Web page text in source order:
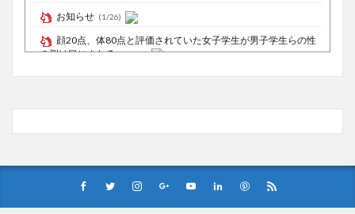
お知らせ (1/26)
顔20点、体80点と評価されていた女子学生が男子学生らの性
の捌け口にされる (12/26)
【中国】処理水の問題化狙うも不発？ASEAN関連会合で賛同